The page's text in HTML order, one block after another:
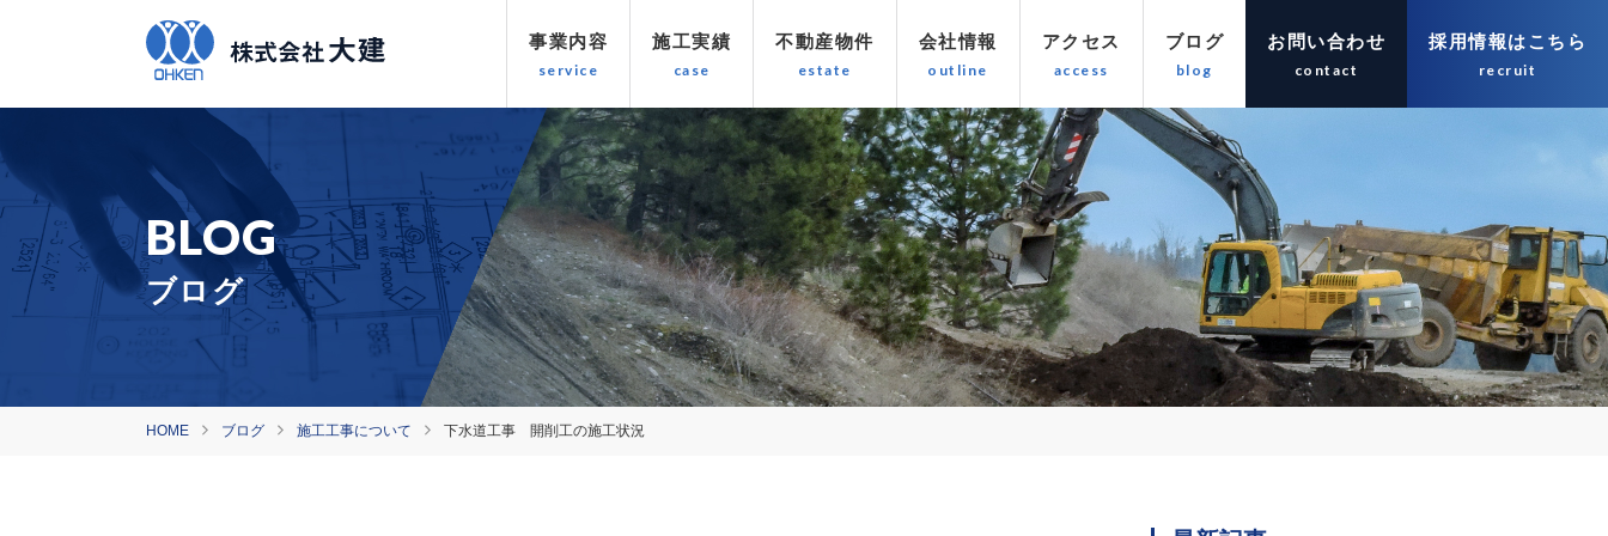
事業内容 施工実績 不動産物件 会社情報 アクセス ブログ お問い合わせ 採用情報はこちら
ブログ
HOME ブログ 施工工事について 下水道工事 開削工の施工状況